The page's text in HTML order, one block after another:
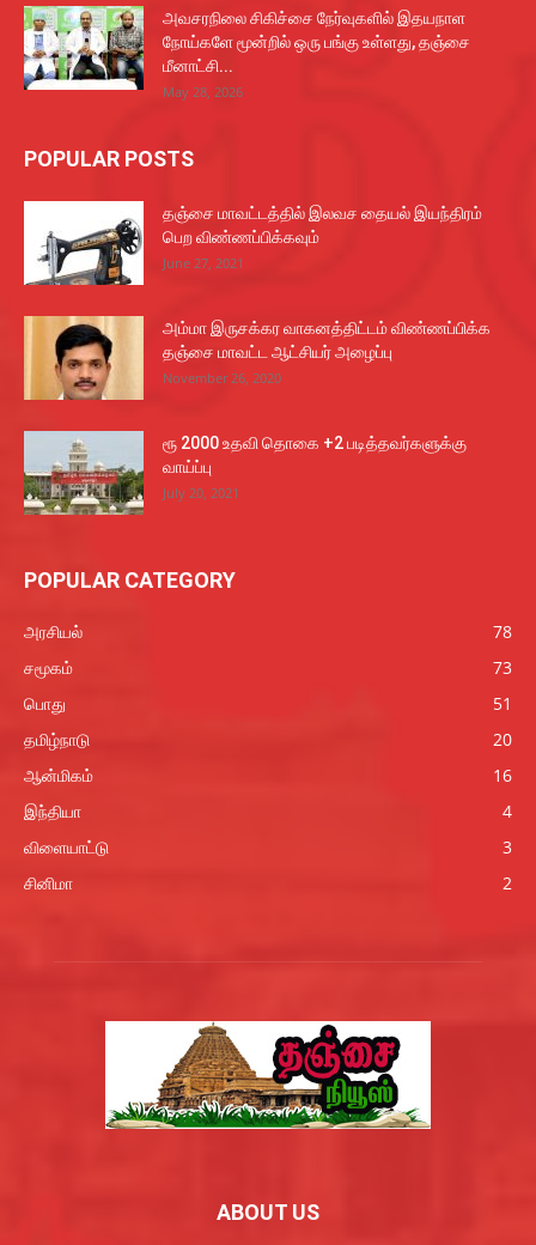
அவசரநிலை சிகிச்சை நேர்வுகளில் இதயநாள
நோய்களே மூன்றில் ஒரு பங்கு உள்ளது, தஞ்சை
மீனாட்சி...
May 28, 2026
POPULAR POSTS
தஞ்சை மாவட்டத்தில் இலவச தையல் இயந்திரம்
பெற விண்ணப்பிக்கவும்
June 27, 2021
அம்மா இருசக்கர வாகனத்திட்டம் விண்ணப்பிக்க
தஞ்சை மாவட்ட ஆட்சியர் அழைப்பு
November 26, 2020
ரூ 2000 உதவி தொகை +2 படித்தவர்களுக்கு
வாய்ப்பு
July 20, 2021
POPULAR CATEGORY
அரசியல்
78
சமூகம்
73
பொது
51
தமிழ்நாடு
20
ஆன்மிகம்
16
இந்தியா
4
விளையாட்டு
3
சினிமா
2
ABOUT US